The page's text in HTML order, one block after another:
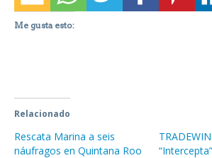
Me gusta esto:
Relacionado
Rescata Marina a seis
náufragos en Quintana Roo